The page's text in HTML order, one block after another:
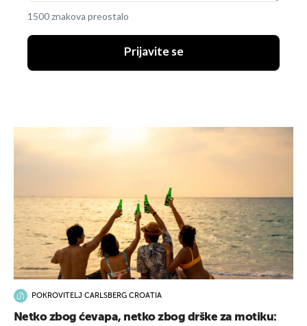
1500 znakova preostalo
Prijavite se
POKROVITELJ CARLSBERG CROATIA
Netko zbog ćevapa, netko zbog drške za motiku: